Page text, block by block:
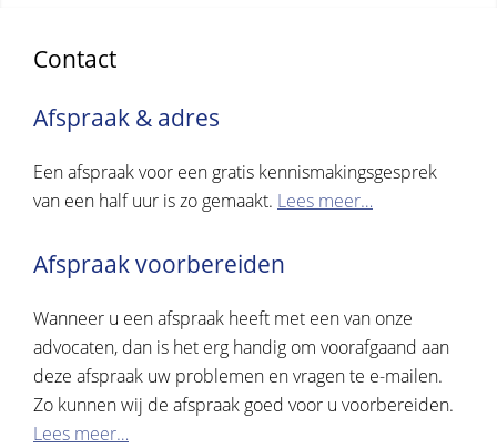
Contact
Afspraak & adres
Een afspraak voor een gratis kennismakingsgesprek
van een half uur is zo gemaakt. Lees meer…
Afspraak voorbereiden
Wanneer u een afspraak heeft met een van onze
advocaten, dan is het erg handig om voorafgaand aan
deze afspraak uw problemen en vragen te e-mailen.
Zo kunnen wij de afspraak goed voor u voorbereiden.
Lees meer…